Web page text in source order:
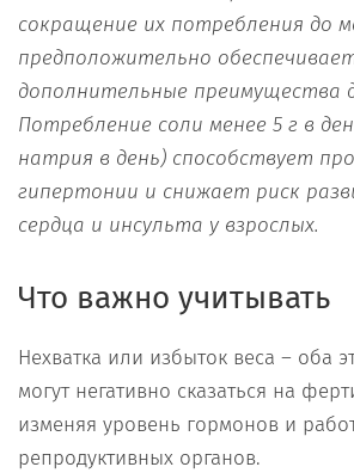
сокращение их потребления до
предположительно
дополнительные преимущества
Потребление соли менее 5 г в
натрия в день) способствует
гипертонии и снижает риск
сердца и инсульта у взрослых.
Что важно учитывать
Нехватка или избыток веса – оба
могут негативно сказаться на
изменяя уровень гормонов и
репродуктивных органов.